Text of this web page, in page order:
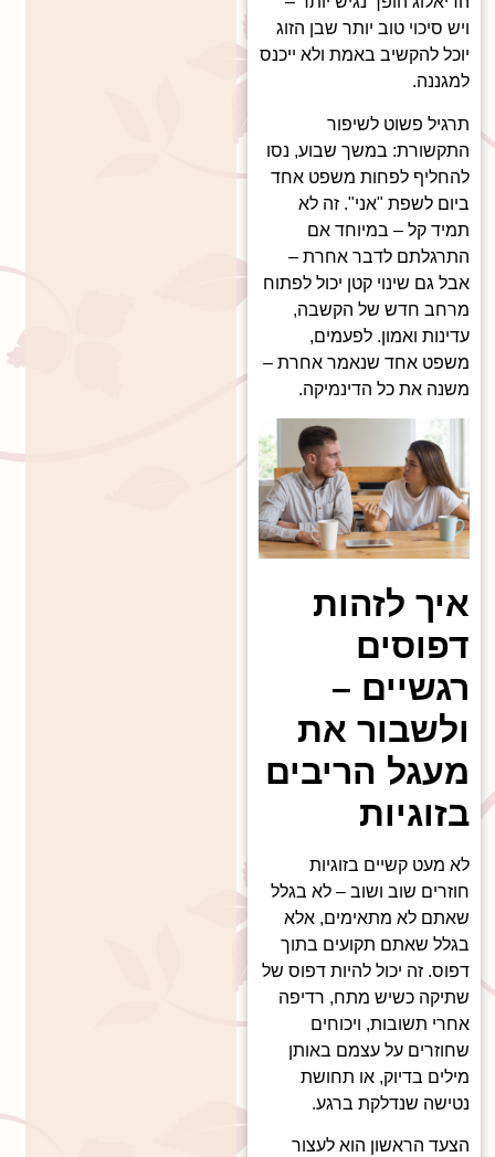
ויש סיכוי טוב יותר שבן הזוג
יוכל להקשיב באמת ולא ייכנס
למגננה.
תרגיל פשוט לשיפור
התקשורת: במשך שבוע, נסו
להחליף לפחות משפט אחד
ביום לשפת "אני". זה לא
תמיד קל – במיוחד אם
התרגלתם לדבר אחרת –
אבל גם שינוי קטן יכול לפתוח
מרחב חדש של הקשבה,
עדינות ואמון. לפעמים,
משפט אחד שנאמר אחרת –
משנה את כל הדינמיקה.
איך לזהות
דפוסים
רגשיים –
ולשבור את
מעגל הריבים
בזוגיות
לא מעט קשיים בזוגיות
חוזרים שוב ושוב – לא בגלל
שאתם לא מתאימים, אלא
בגלל שאתם תקועים בתוך
דפוס. זה יכול להיות דפוס של
שתיקה כשיש מתח, רדיפה
אחרי תשובות, ויכוחים
שחוזרים על עצמם באותן
מילים בדיוק, או תחושת
נטישה שנדלקת ברגע.
הצעד הראשון הוא לעצור